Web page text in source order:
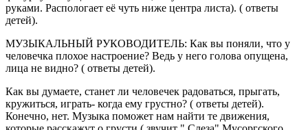
руками. Распологает её чуть ниже центра листа). ( ответы
детей).
МУЗЫКАЛЬНЫЙ РУКОВОДИТЕЛЬ: Как вы поняли, что у
человечка плохое настроение? Ведь у него голова опущена,
лица не видно? ( ответы детей).
Как вы думаете, станет ли человечек радоваться, прыгать,
кружиться, играть- когда ему грустно? ( ответы детей).
Конечно, нет. Музыка поможет нам найти те движения,